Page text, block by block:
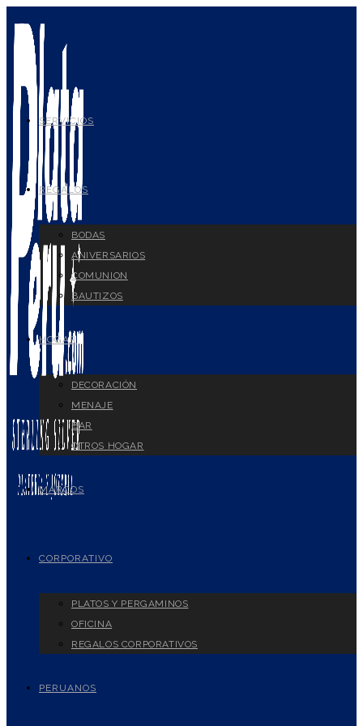
al
contenido
SERVICIOS
REGALOS
BODAS
ANIVERSARIOS
COMUNION
BAUTIZOS
HOGAR
DECORACIÓN
MENAJE
BAR
OTROS HOGAR
MARCOS
CORPORATIVO
PLATOS Y PERGAMINOS
OFICINA
REGALOS CORPORATIVOS
PERUANOS